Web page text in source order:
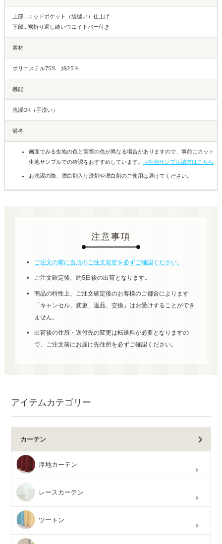
上部…ロッドポケット（袋縫い）仕上げ
下部…裾折り返し縫いウエイトバー付き
素材
ポリエステル75% 綿25％
機能
洗濯OK（手洗い）
備考
画面でみる生地の色と実際の色が異なる場合がありますので、事前にカット
生地サンプルでの確認をおすすめしています。 →生地サンプル請求はこちら
お洗濯の際、漂白剤入り洗剤や漂白剤のご使用は避けてください。
注意事項
ご注文の前に当店のご注文規定を必ずご確認ください。
ご注文確定後、約5日後の出荷となります。
商品の特性上、ご注文確定後のお客様のご都合によります
「キャンセル、変更、返品、交換」はお受けすることができ
ません。
出荷後の住所・送付先の変更は転送料が必要となりますの
で、ご注文前にお届け先住所を必ずご確認ください。
アイテムカテゴリー
カーテン
厚地カーテン
レースカーテン
ツートン